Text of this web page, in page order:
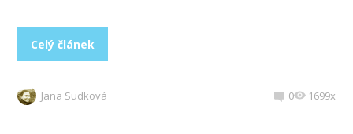
Celý článek
Jana Sudková 0 1699x